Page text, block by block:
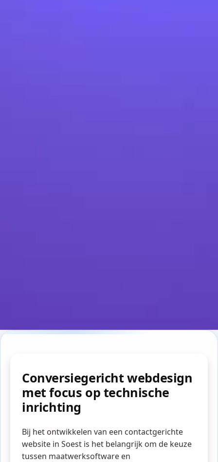
Conversiegericht webdesign
met focus op technische
inrichting
Bij het ontwikkelen van een contactgerichte
website in Soest is het belangrijk om de keuze
tussen maatwerksoftware en